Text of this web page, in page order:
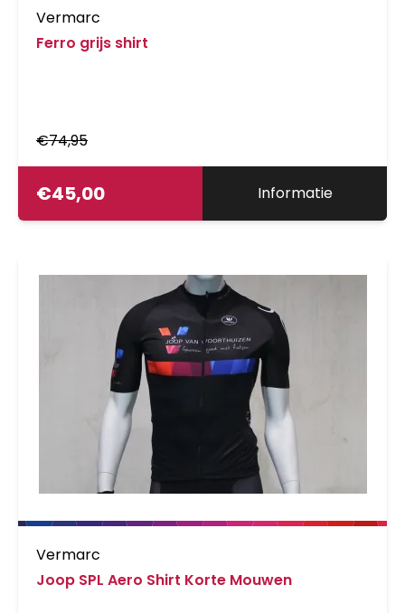
Vermarc
Ferro grijs shirt
€74,95
€45,00 Informatie
Vermarc
Joop SPL Aero Shirt Korte Mouwen